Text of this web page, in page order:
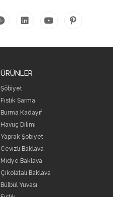
ÜRÜNLER
Şöbiyet
Fıstık Sarma
Burma Kadayıf
Havuç Dilimi
Yaprak Şöbiyet
Cevizli Baklava
Midye Baklava
Çikolatalı Baklava
Bülbül Yuvası